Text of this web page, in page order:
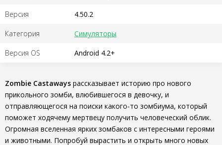
Версия 4.50.2
Категория Симуляторы
Версия OS Android 4.2+
Zombie Castaways рассказывает историю про нового
прикольного зомби, влюбившегося в девочку, и
отправляющегося на поиски какого-то зомбиума, который
поможет ходячему мертвецу получить человеческий облик.
Огромная вселенная ярких зомбаков с интересными героями
и животными. Попробуй вырастить и открыть много новых